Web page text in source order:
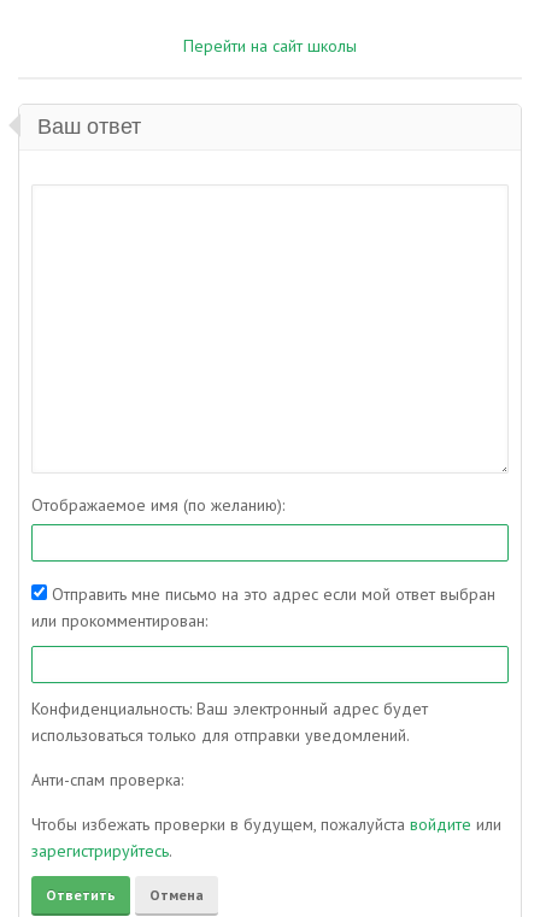
Перейти на сайт школы
Ваш ответ
Отображаемое имя (по желанию):
Отправить мне письмо на это адрес если мой ответ выбран
или прокомментирован:
Конфиденциальность: Ваш электронный адрес будет
использоваться только для отправки уведомлений.
Анти-спам проверка:
Чтобы избежать проверки в будущем, пожалуйста войдите или
зарегистрируйтесь.